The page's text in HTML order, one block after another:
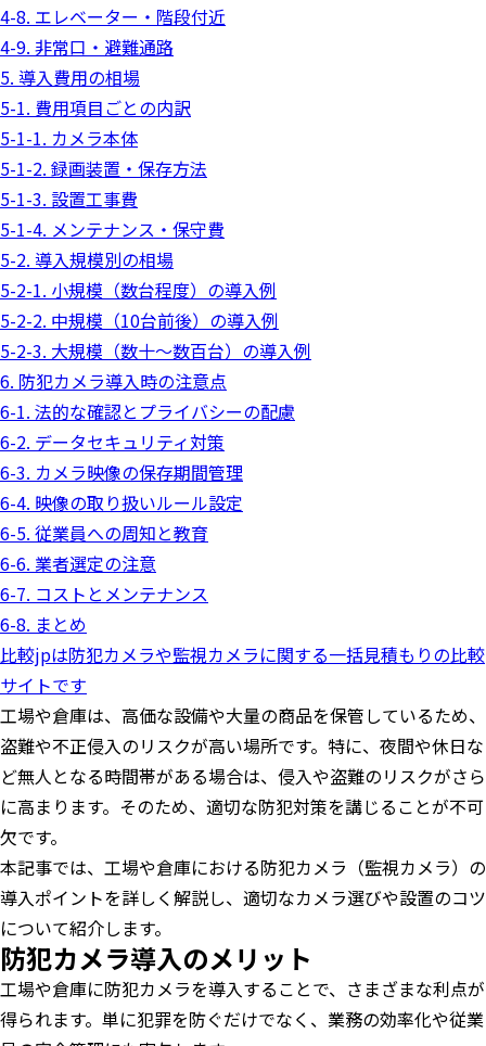
4-8. エレベーター・階段付近
4-9. 非常口・避難通路
5. 導入費用の相場
5-1. 費用項目ごとの内訳
5-1-1. カメラ本体
5-1-2. 録画装置・保存方法
5-1-3. 設置工事費
5-1-4. メンテナンス・保守費
5-2. 導入規模別の相場
5-2-1. 小規模（数台程度）の導入例
5-2-2. 中規模（10台前後）の導入例
5-2-3. 大規模（数十〜数百台）の導入例
6. 防犯カメラ導入時の注意点
6-1. 法的な確認とプライバシーの配慮
6-2. データセキュリティ対策
6-3. カメラ映像の保存期間管理
6-4. 映像の取り扱いルール設定
6-5. 従業員への周知と教育
6-6. 業者選定の注意
6-7. コストとメンテナンス
6-8. まとめ
比較jpは防犯カメラや監視カメラに関する一括見積もりの比較
サイトです
工場や倉庫は、高価な設備や大量の商品を保管しているため、
盗難や不正侵入のリスクが高い場所です。特に、夜間や休日な
ど無人となる時間帯がある場合は、侵入や盗難のリスクがさら
に高まります。そのため、適切な防犯対策を講じることが不可
欠です。
本記事では、工場や倉庫における防犯カメラ（監視カメラ）の
導入ポイントを詳しく解説し、適切なカメラ選びや設置のコツ
について紹介します。
防犯カメラ導入のメリット
工場や倉庫に防犯カメラを導入することで、さまざまな利点が
得られます。単に犯罪を防ぐだけでなく、業務の効率化や従業